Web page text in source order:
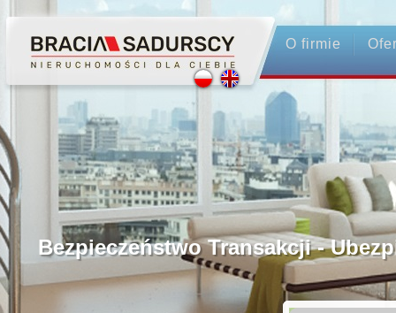
O firmie
Profesjonalne Pośrednictwo
Bezpieczeństwo Transakcji -
Licencjonowani Pośrednicy